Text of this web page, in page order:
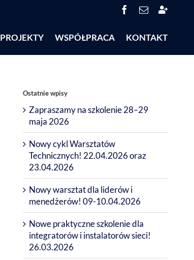
Facebook
EmailSystem
(SOP)
PROJEKTY WSPÓŁPRACA KONTAKT
Ostatnie wpisy
Zapraszamy na szkolenie 28–29
maja 2026
Nowy cykl Warsztatów
Technicznych! 22.04.2026 oraz
23.04.2026
Nowy warsztat dla liderów i
menedżerów! 09-10.04.2026
Nowe praktyczne szkolenie dla
integratorów i instalatorów sieci!
26.03.2026